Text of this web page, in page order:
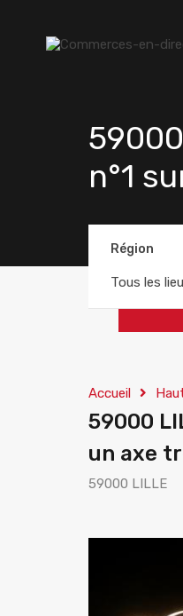
n°1
Région
Tous les
Accueil
59000
un axe
59000 LILLE